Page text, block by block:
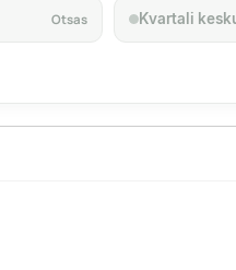
Otsas Kvartali